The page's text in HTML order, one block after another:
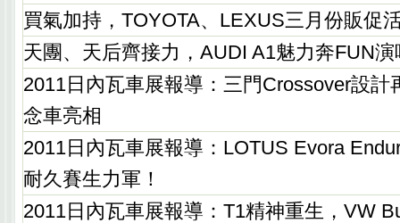
買氣加持，TOYOTA、LEXUS三月份販促
天團、天后齊接力，AUDI A1魅力奔FUN
2011日內瓦車展報導：三門Crossover設計
念車亮相
2011日內瓦車展報導：LOTUS Evora
耐久賽生力軍！
2011日內瓦車展報導：T1精神重生，VW